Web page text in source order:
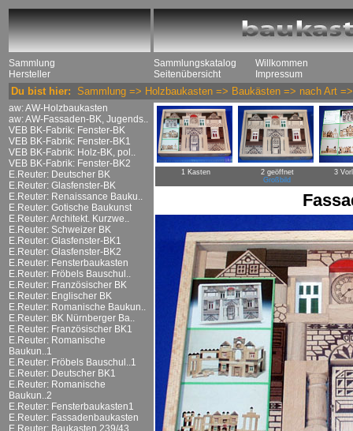
Sammlung
Hersteller
Sammlungskatalog
Seitenübersicht
Willkommen
Impressum
Du bist hier: Sammlung => Holzbaukasten => Baukästen => nach Art
aw: AW-Holzbaukasten
aw: AW-Fassaden-BK, Jugends..
VEB BK-Fabrik: Fenster-BK
VEB BK-Fabrik: Fenster-BK1
VEB BK-Fabrik: Holz-BK, pol..
VEB BK-Fabrik: Fenster-BK2
E.Reuter: Deutscher BK
E.Reuter: Glasfenster-BK
E.Reuter: Renaissance Bauku..
E.Reuter: Gotische Baukunst
E.Reuter: Architekt. Kurzwe..
E.Reuter: Schweizer BK
E.Reuter: Glasfenster-BK1
E.Reuter: Glasfenster-BK2
E.Reuter: Fensterbaukasten
E.Reuter: Fröbels Bauschul..
E.Reuter: Französischer BK
E.Reuter: Englischer BK
E.Reuter: Romanische Baukun..
E.Reuter: BK Nürnberger Ba..
E.Reuter: Französischer BK1
E.Reuter: Romanische
Baukun..1
E.Reuter: Fröbels Bauschul..1
E.Reuter: Deutscher BK1
E.Reuter: Romanische
Baukun..2
E.Reuter: Fensterbaukasten1
E.Reuter: Fassadenbaukasten
E.Reuter: Baukasten 239/43
1 Kasten
2 geöffnet
Großbild
3